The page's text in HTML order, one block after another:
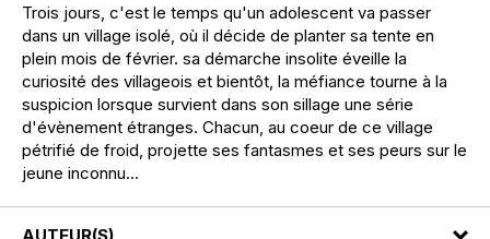
Trois jours, c'est le temps qu'un adolescent va passer
dans un village isolé, où il décide de planter sa tente en
plein mois de février. sa démarche insolite éveille la
curiosité des villageois et bientôt, la méfiance tourne à la
suspicion lorsque survient dans son sillage une série
d'évènement étranges. Chacun, au coeur de ce village
pétrifié de froid, projette ses fantasmes et ses peurs sur le
jeune inconnu...